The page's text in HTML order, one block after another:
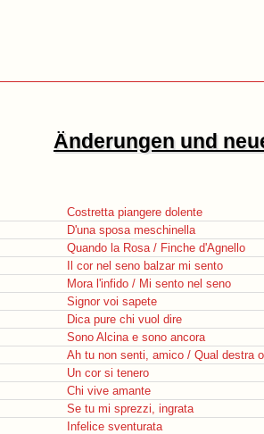
Änderungen und
Costretta piangere dolente
D'una sposa meschinella
Quando la Rosa / Finche d'Agnello
Il cor nel seno balzar mi sento
Mora l'infido / Mi sento nel seno
Signor voi sapete
Dica pure chi vuol dire
Sono Alcina e sono ancora
Ah tu non senti, amico / Qual destra
Un cor si tenero
Chi vive amante
Se tu mi sprezzi, ingrata
Infelice sventurata